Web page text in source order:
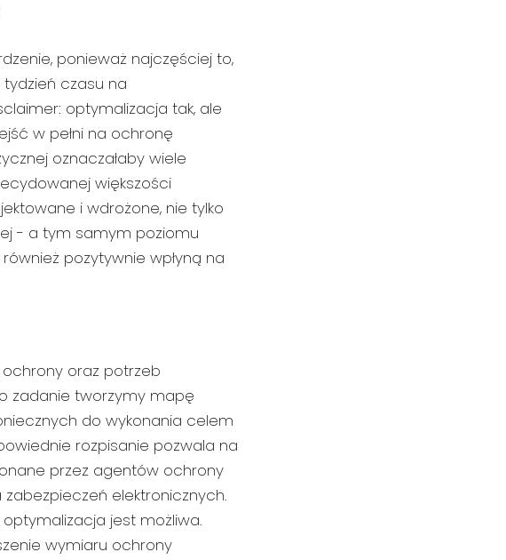
ponieważ najczęściej to,
czasu na
optymalizacja tak, ale
w pełni na ochronę
oznaczałaby wiele
większości
i wdrożone, nie tylko
- a tym samym poziomu
pozytywnie wpłyną na
oraz potrzeb
zadanie tworzymy mapę
do wykonania celem
rozpisanie pozwala na
przez agentów ochrony
elektronicznych.
jest możliwa.
wymiaru ochrony